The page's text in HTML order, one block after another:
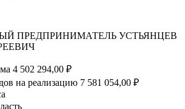
ПРЕДПРИНИМАТЕЛЬ УСТЬЯНЦЕВ
4 502 294,00 ₽
на реализацию 7 581 054,00 ₽